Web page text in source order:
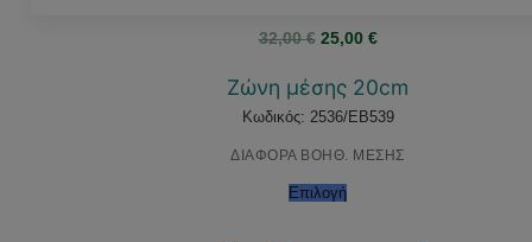
32,00€ Original
32,00 €.
25,00 €Η
είναι:
25,00 €.
Ζώνη μέσης 20cm
Κωδικός: 2536/EB539
ΔΙΑΦΟΡΑ ΒΟΗΘ. ΜΕΣΗΣ
Επιλογή